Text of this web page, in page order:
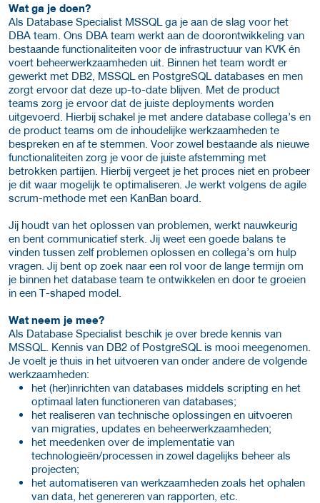
Wat ga je doen?
Als Database Specialist MSSQL ga je aan de slag voor het
DBA team. Ons DBA team werkt aan de doorontwikkeling van
bestaande functionaliteiten voor de infrastructuur van KVK én
voert beheerwerkzaamheden uit. Binnen het team wordt er
gewerkt met DB2, MSSQL en PostgreSQL databases en men
zorgt ervoor dat deze up-to-date blijven. Met de product
teams zorg je ervoor dat de juiste deployments worden
uitgevoerd. Hierbij schakel je met andere database collega’s en
de product teams om de inhoudelijke werkzaamheden te
bespreken en af te stemmen. Voor zowel bestaande als nieuwe
functionaliteiten zorg je voor de juiste afstemming met
betrokken partijen. Hierbij vergeet je het proces niet en probeer
je dit waar mogelijk te optimaliseren. Je werkt volgens de agile
scrum-methode met een KanBan board.
Jij houdt van het oplossen van problemen, werkt nauwkeurig
en bent communicatief sterk. Jij weet een goede balans te
vinden tussen zelf problemen oplossen en collega’s om hulp
vragen. Jij bent op zoek naar een rol voor de lange termijn om
je binnen het database team te ontwikkelen en door te groeien
in een T-shaped model.
Wat neem je mee?
Als Database Specialist beschik je over brede kennis van
MSSQL. Kennis van DB2 of PostgreSQL is mooi meegenomen.
Je voelt je thuis in het uitvoeren van onder andere de volgende
werkzaamheden:
het (her)inrichten van databases middels scripting en het
optimaal laten functioneren van databases;
het realiseren van technische oplossingen en uitvoeren
van migraties, updates en beheerwerkzaamheden;
het meedenken over de implementatie van
technologieën/processen in zowel dagelijks beheer als
projecten;
het automatiseren van werkzaamheden zoals het ophalen
van data, het genereren van rapporten, etc.